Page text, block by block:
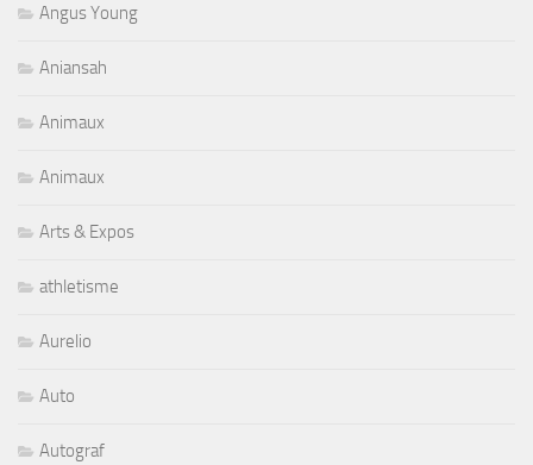
Angus Young
Aniansah
Animaux
Animaux
Arts & Expos
athletisme
Aurelio
Auto
Autograf